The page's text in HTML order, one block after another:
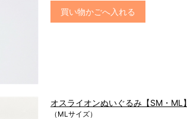
買い物かごへ入れる
オスライオンぬいぐるみ【SM・ML】
（MLサイズ）